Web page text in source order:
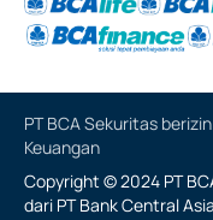
PT BCA Sekuritas
Keuangan
Copyright © 2024 PT
dari PT Bank Central